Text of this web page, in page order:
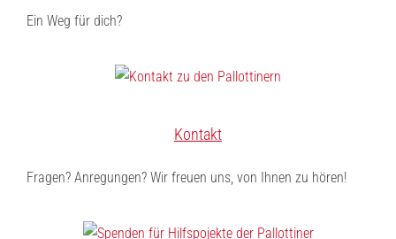
Ein Weg für dich?
Kontakt
Fragen? Anregungen? Wir freuen uns, von Ihnen zu hören!